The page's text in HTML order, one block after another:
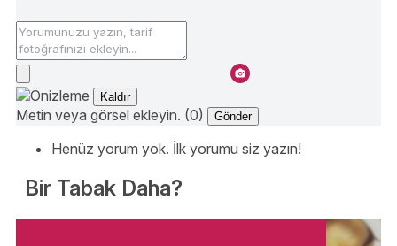
Kaldır
Metin veya görsel ekleyin. (0) Gönder
Henüz yorum yok. İlk yorumu siz yazın!
Bir Tabak Daha?